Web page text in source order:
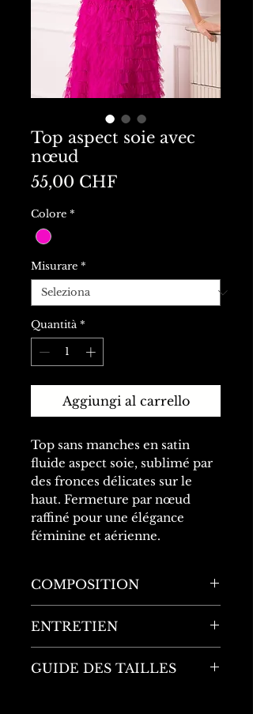
Top aspect soie avec
nœud
55,00 CHFPrezzo
Colore *
Misurare *
Quantità *
Aggiungi al carrello
Top sans manches en satin
fluide aspect soie, sublimé par
des fronces délicates sur le
haut. Fermeture par nœud
raffiné pour une élégance
féminine et aérienne.
COMPOSITION
ENTRETIEN
figurant sur l'étiquette du
GUIDE DES TAILLES